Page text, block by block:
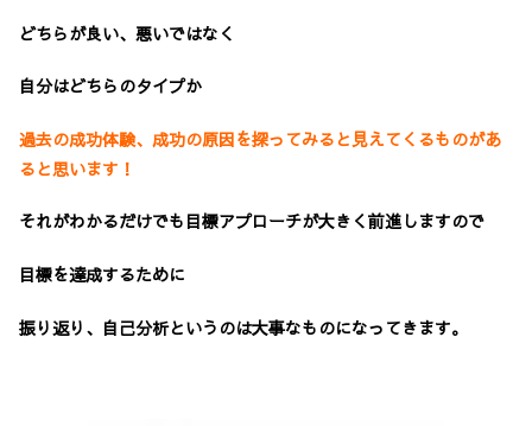
どちらが良い、悪いではなく
自分はどちらのタイプか
過去の成功体験、成功の原因を探ってみると見えてくるものがあ
ると思います！
それがわかるだけでも目標アプローチが大きく前進しますので
目標を達成するために
振り返り、自己分析というのは大事なものになってきます。